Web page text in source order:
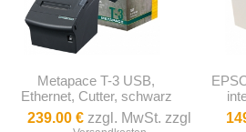
Metapace T-3 USB,
Ethernet, Cutter, schwarz
239.00 € zzgl. MwSt. zzgl